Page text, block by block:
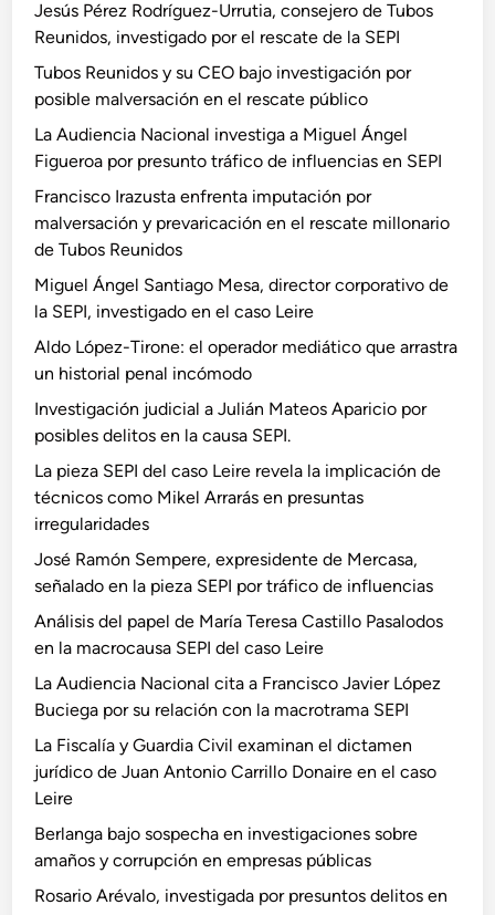
Jesús Pérez Rodríguez-Urrutia, consejero de Tubos
Reunidos, investigado por el rescate de la SEPI
Tubos Reunidos y su CEO bajo investigación por
posible malversación en el rescate público
La Audiencia Nacional investiga a Miguel Ángel
Figueroa por presunto tráfico de influencias en SEPI
Francisco Irazusta enfrenta imputación por
malversación y prevaricación en el rescate millonario
de Tubos Reunidos
Miguel Ángel Santiago Mesa, director corporativo de
la SEPI, investigado en el caso Leire
Aldo López-Tirone: el operador mediático que arrastra
un historial penal incómodo
Investigación judicial a Julián Mateos Aparicio por
posibles delitos en la causa SEPI.
La pieza SEPI del caso Leire revela la implicación de
técnicos como Mikel Arrarás en presuntas
irregularidades
José Ramón Sempere, expresidente de Mercasa,
señalado en la pieza SEPI por tráfico de influencias
Análisis del papel de María Teresa Castillo Pasalodos
en la macrocausa SEPI del caso Leire
La Audiencia Nacional cita a Francisco Javier López
Buciega por su relación con la macrotrama SEPI
La Fiscalía y Guardia Civil examinan el dictamen
jurídico de Juan Antonio Carrillo Donaire en el caso
Leire
Berlanga bajo sospecha en investigaciones sobre
amaños y corrupción en empresas públicas
Rosario Arévalo, investigada por presuntos delitos en